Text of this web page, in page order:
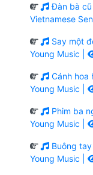
Đàn bà cũ
Vietnamese
Say một
Young Music |
Cánh hoa
Young Music |
Phim ba
Young Music |
Buông tay
Young Music |